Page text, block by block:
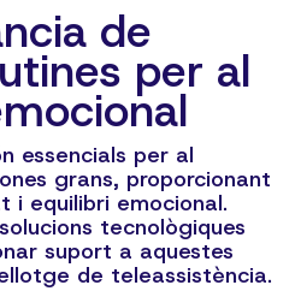
de
per al
essencials per al
grans, proporcionant
i equilibri emocional.
tecnològiques
suport a aquestes
de teleassistència.